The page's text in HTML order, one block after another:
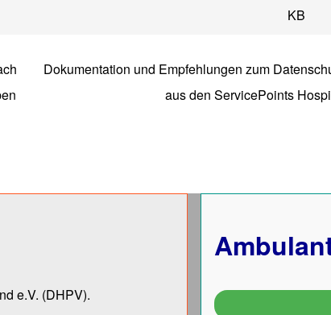
KB
Ambulante
Dokumentation und Empfehlungen zum
aus den ServicePoints
e.V. (DHPV).